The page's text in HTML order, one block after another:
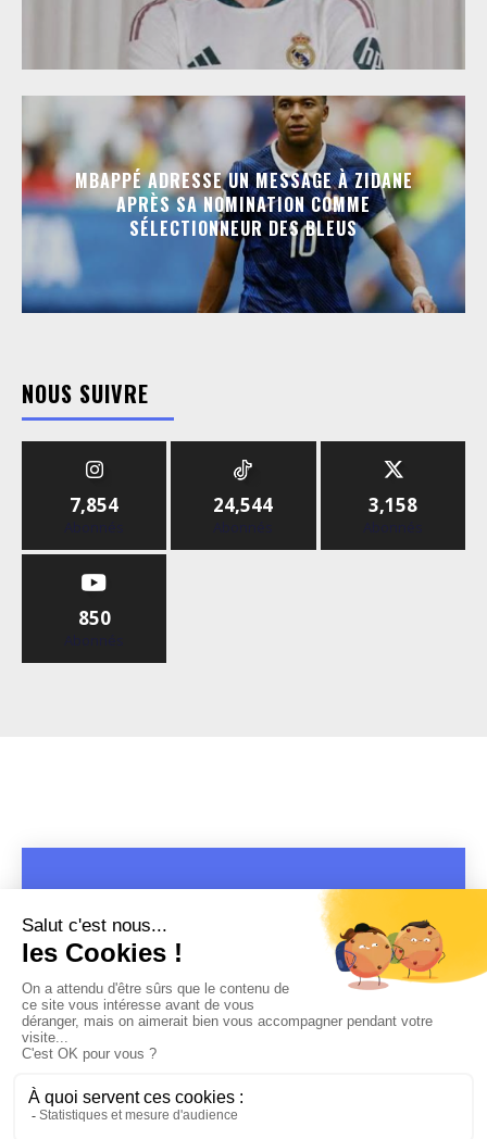
MBAPPÉ ADRESSE UN MESSAGE À ZIDANE
APRÈS SA NOMINATION COMME
SÉLECTIONNEUR DES BLEUS
NOUS SUIVRE
7,854
Abonnés
24,544
Abonnés
3,158
Abonnés
850
Abonnés
MENTIONS LÉGALES-POLITIQUE DE CONFIDENTIALITÉ